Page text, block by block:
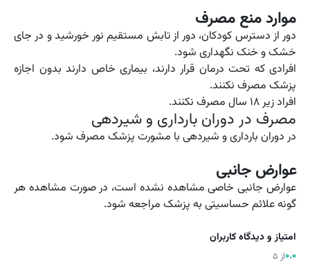
موارد منع مصرف
دور از دسترس کودکان، دور از تابش مستقیم نور خورشید و در جای
خشک و خنک نگهداری شود.
افرادی که تحت درمان قرار دارند، بیماری خاص دارند بدون اجازه
پزشک مصرف نکنند.
افراد زیر ۱۸ سال مصرف نکنند.
مصرف در دوران بارداری و شیردهی
در دوران بارداری و شیردهی با مشورت پزشک مصرف شود.
عوارض جانبی
عوارض جانبی خاصی مشاهده نشده است، در صورت مشاهده هر
گونه علائم حساسیتی به پزشک مراجعه شود.
امتیاز و دیدگاه کاربران
0.0از 5